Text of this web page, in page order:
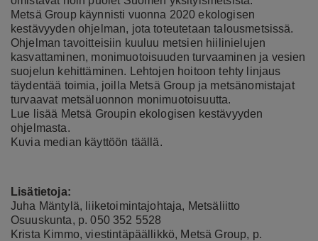
Metsä Group käynnisti vuonna 2020 ekologisen
kestävyyden ohjelman, jota toteutetaan talousmetsissä.
Ohjelman tavoitteisiin kuuluu metsien hiilinielujen
kasvattaminen, monimuotoisuuden turvaaminen ja vesien
suojelun kehittäminen. Lehtojen hoitoon tehty linjaus
täydentää toimia, joilla Metsä Group ja metsänomistajat
turvaavat metsäluonnon monimuotoisuutta.
Lue lisää Metsä Groupin ekologisen kestävyyden
ohjelmasta.
Kuvia median käyttöön täällä.
Lisätietoja:
Juha Mäntylä, liiketoimintajohtaja, Metsäliitto
Osuuskunta, p. 050 352 5528
Krista Kimmo, viestintäpäällikkö, Metsä Group, p.